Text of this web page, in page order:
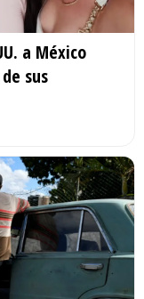
a México
sus